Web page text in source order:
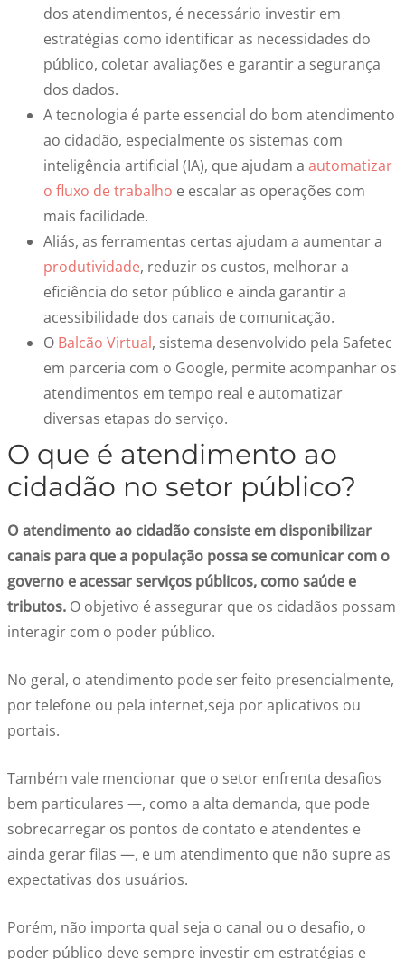
dos atendimentos, é necessário investir em
estratégias como identificar as necessidades do
público, coletar avaliações e garantir a segurança
dos dados.
A tecnologia é parte essencial do bom atendimento
ao cidadão, especialmente os sistemas com
inteligência artificial (IA), que ajudam a automatizar
o fluxo de trabalho e escalar as operações com
mais facilidade.
Aliás, as ferramentas certas ajudam a aumentar a
produtividade, reduzir os custos, melhorar a
eficiência do setor público e ainda garantir a
acessibilidade dos canais de comunicação.
O Balcão Virtual, sistema desenvolvido pela Safetec
em parceria com o Google, permite acompanhar os
atendimentos em tempo real e automatizar
diversas etapas do serviço.
O que é atendimento ao
cidadão no setor público?
Oatendimento ao cidadão consiste em disponibilizar
canais para que a população possa se comunicar com o
governo e acessar serviços públicos, como saúde e
tributos. O objetivo é assegurar que os cidadãos possam
interagir com o poder público.
No geral, o atendimento pode ser feito presencialmente,
por telefone ou pela internet,seja por aplicativos ou
portais.
Também vale mencionar que o setor enfrenta desafios
bem particulares —, como a alta demanda, que pode
sobrecarregar os pontos de contato e atendentes e
ainda gerar filas —, e um atendimento que não supre as
expectativas dos usuários.
Porém, não importa qual seja o canal ou o desafio, o
poder público deve sempre investir em estratégias e